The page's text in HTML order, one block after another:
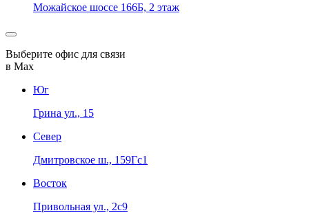
Можайское шоссе 166Б, 2 этаж
Выберите офис для связи
в Max
Юг
Грина ул., 15
Север
Дмитровское ш., 159Гс1
Восток
Привольная ул., 2с9